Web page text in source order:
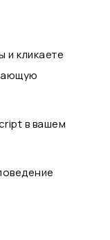
и кликаете
в вашем